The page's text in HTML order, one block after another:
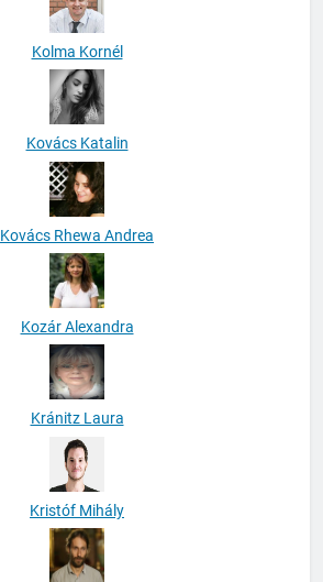
Kolma Kornél
Kovács Katalin
Kovács Rhewa Andrea
Kozár Alexandra
Kránitz Laura
Kristóf Mihály